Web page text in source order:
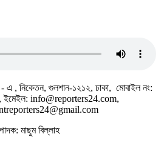
, নিকেতন, গুলশান-১২১২, ঢাকা, মোবাইল নং:
info@reporters24.com,
মাছুম বিল্লাহ